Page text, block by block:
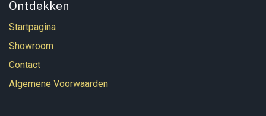
Ontdekken
Startpagina
Showroom
Contact
Algemene Voorwaarden